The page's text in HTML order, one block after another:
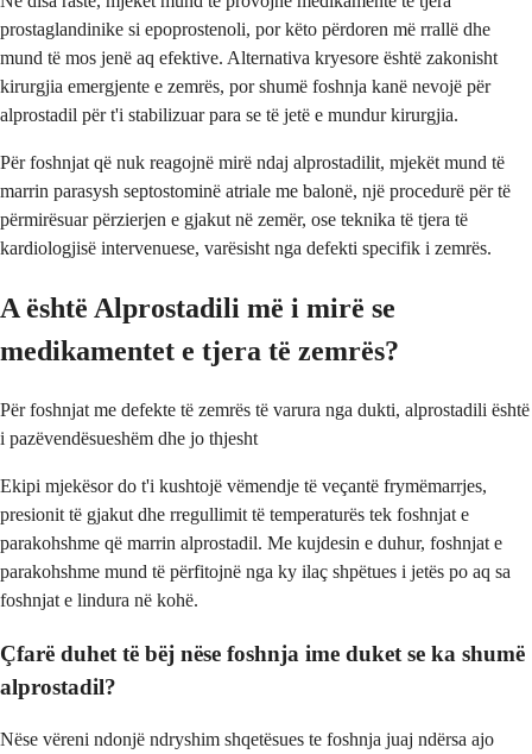
prostaglandinike si epoprostenoli, por këto përdoren më rrallë dhe
mund të mos jenë aq efektive. Alternativa kryesore është zakonisht
kirurgjia emergjente e zemrës, por shumë foshnja kanë nevojë për
alprostadil për t'i stabilizuar para se të jetë e mundur kirurgjia.
Për foshnjat që nuk reagojnë mirë ndaj alprostadilit, mjekët mund të
marrin parasysh septostominë atriale me balonë, një procedurë për të
përmirësuar përzierjen e gjakut në zemër, ose teknika të tjera të
kardiologjisë intervenuese, varësisht nga defekti specifik i zemrës.
A është Alprostadili më i mirë se
medikamentet e tjera të zemrës?
Për foshnjat me defekte të zemrës të varura nga dukti, alprostadili është
i pazëvendësueshëm dhe jo thjesht
Ekipi mjekësor do t'i kushtojë vëmendje të veçantë frymëmarrjes,
presionit të gjakut dhe rregullimit të temperaturës tek foshnjat e
parakohshme që marrin alprostadil. Me kujdesin e duhur, foshnjat e
parakohshme mund të përfitojnë nga ky ilaç shpëtues i jetës po aq sa
foshnjat e lindura në kohë.
Çfarë duhet të bëj nëse foshnja ime duket se ka shumë
alprostadil?
Nëse vëreni ndonjë ndryshim shqetësues te foshnja juaj ndërsa ajo